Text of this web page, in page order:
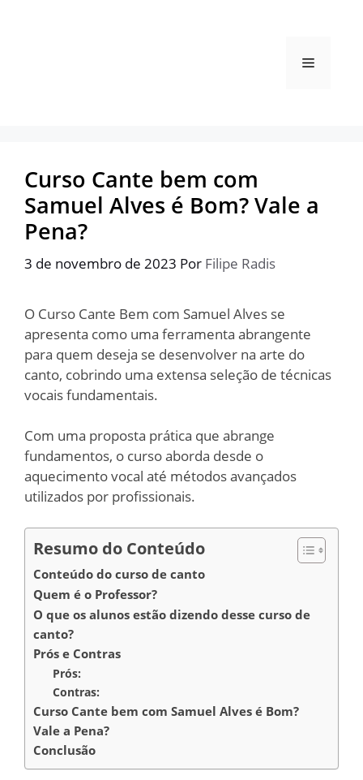
Menu
Curso Cante bem com
Samuel Alves é Bom? Vale a
Pena?
3 de novembro de 2023 Por Filipe Radis
O Curso Cante Bem com Samuel Alves se
apresenta como uma ferramenta abrangente
para quem deseja se desenvolver na arte do
canto, cobrindo uma extensa seleção de técnicas
vocais fundamentais.
Com uma proposta prática que abrange
fundamentos, o curso aborda desde o
aquecimento vocal até métodos avançados
utilizados por profissionais.
Resumo do Conteúdo
Conteúdo do curso de canto
Quem é o Professor?
O que os alunos estão dizendo desse curso de
canto?
Prós e Contras
Prós:
Contras:
Curso Cante bem com Samuel Alves é Bom?
Vale a Pena?
Conclusão